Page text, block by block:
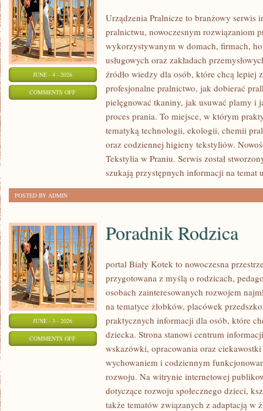
JUNE - 4 - 2026
COMMENTS OFFON
URZĄDZENIA
PRALNICZE
Urządzenia Pralnicze to branżowy serwis
pralnictwu, nowoczesnym rozwiązaniom
wykorzystywanym w domach, firmach,
usługowych oraz zakładach
źródło wiedzy dla osób, które chcą lepiej
profesjonalne pralnictwo, jak dobierać
pielęgnować tkaniny, jak usuwać plamy i
proces prania. To miejsce, w którym
tematyką technologii, ekologii, chemii
oraz codziennej higieny tekstyliów.
Tekstylia w Praniu. Serwis został
szukają przystępnych informacji na temat
POSTED BY ADMIN
JUNE - 3 - 2026
COMMENTS OFFON
Poradnik Rodzica
portal Biały Kotek to nowoczesna
przygotowana z myślą o rodzicach,
osobach zainteresowanych rozwojem
na tematyce żłobków, placówek
praktycznych informacji dla osób, które
dziecka. Strona stanowi centrum
wskazówki, opracowania oraz
wychowaniem i codziennym
rozwoju. Na witrynie internetowej
dotyczące rozwoju społecznego dzieci,
także tematów związanych z adaptacją w